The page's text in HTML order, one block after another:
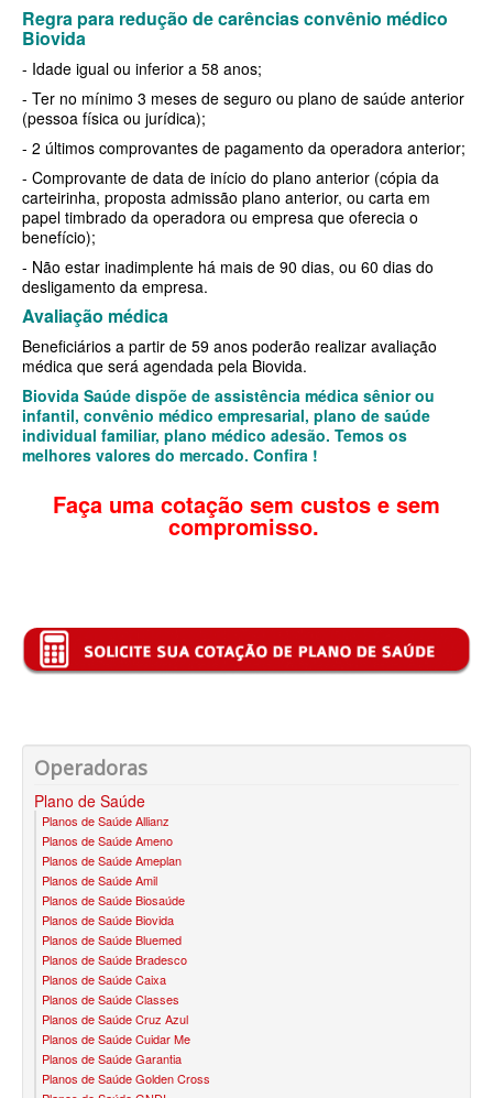
BIO SAÚDE PLANO DE SAÚDE INFANTIL
BIOVIDA PLANO DE SAÚDE INFANTIL
BLUE MED PLANO DE SAÚDE INFANTIL
CLASSES PLANO DE SAÚDE INFANTIL
CUIDAR ME PLANO DE SAÚDE INFANTIL
GARANTIA GS PLANO DE SAÚDE INFANTIL
GNDI PLANO DE SAÚDE INFANTIL
KIPP PLANO DE SAÚDE INFANTIL
MEDICAL HEALTH PLANO DE SAÚDE INFANTIL
MED TOUR PLANO DE SAÚDE INFANTIL
PLENA PLANO DE SAÚDE INFANTIL
SANTA HELENA PLANO DE SAÚDE INFANTIL
STA CASA MAUÁ PLANO DE SAÚDE INFANTIL
ÚNICA PLANO DE SAÚDE INFANTIL
UNIHOSP PLANO DE SAÚDE INFANTIL
PLANO DE SAÚDE SÊNIOR
AMEPLAN PLANO DE SAÚDE SÊNIOR
BIO SAÚDE PLANO DE SAÚDE SÊNIOR
BIOVIDA PLANO DE SAÚDE SÊNIOR
BLUE MED PLANO DE SAÚDE SÊNIOR
Regra para redução de carências convênio médico
Biovida
- Idade igual ou inferior a 58 anos;
- Ter no mínimo 3 meses de seguro ou plano de saúde anterior
(pessoa física ou jurídica);
- 2 últimos comprovantes de pagamento da operadora anterior;
- Comprovante de data de início do plano anterior (cópia da
carteirinha, proposta admissão plano anterior, ou carta em
papel timbrado da operadora ou empresa que oferecia o
benefício);
- Não estar inadimplente há mais de 90 dias, ou 60 dias do
desligamento da empresa.
Avaliação médica
Beneficiários a partir de 59 anos poderão realizar avaliação
médica que será agendada pela Biovida.
Biovida Saúde dispõe de assistência médica sênior ou
infantil, convênio médico empresarial, plano de saúde
individual familiar, plano médico adesão. Temos os
melhores valores do mercado. Confira !
Faça uma cotação sem custos e sem
compromisso.
Operadoras
Plano de Saúde
Planos de Saúde Allianz
Planos de Saúde Ameno
Planos de Saúde Ameplan
Planos de Saúde Amil
Planos de Saúde Biosaúde
Planos de Saúde Biovida
Planos de Saúde Bluemed
Planos de Saúde Bradesco
Planos de Saúde Caixa
Planos de Saúde Classes
Planos de Saúde Cruz Azul
Planos de Saúde Cuidar Me
Planos de Saúde Garantia
Planos de Saúde Golden Cross